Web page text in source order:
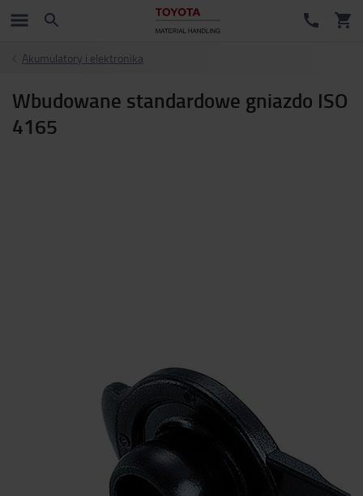
Akumulatory i elektronika
Wbudowane standardowe gniazdo ISO
4165